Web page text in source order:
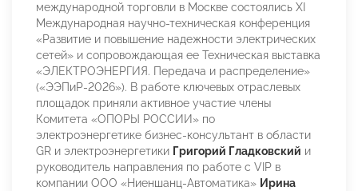
международной торговли в Москве состоялись XI
Международная научно-техническая конференция
«Развитие и повышение надежности электрических
сетей» и сопровождающая ее Техническая выставка
«ЭЛЕКТРОЭНЕРГИЯ. Передача и распределение»
(«ЭЭПиР-2026»). В работе ключевых отраслевых
площадок приняли активное участие члены
Комитета «ОПОРЫ РОССИИ» по
электроэнергетике бизнес-консультант в области
GR и электроэнергетики Григорий Гладковский и
руководитель направления по работе с VIP в
компании ООО «Ниеншанц-Автоматика» Ирина